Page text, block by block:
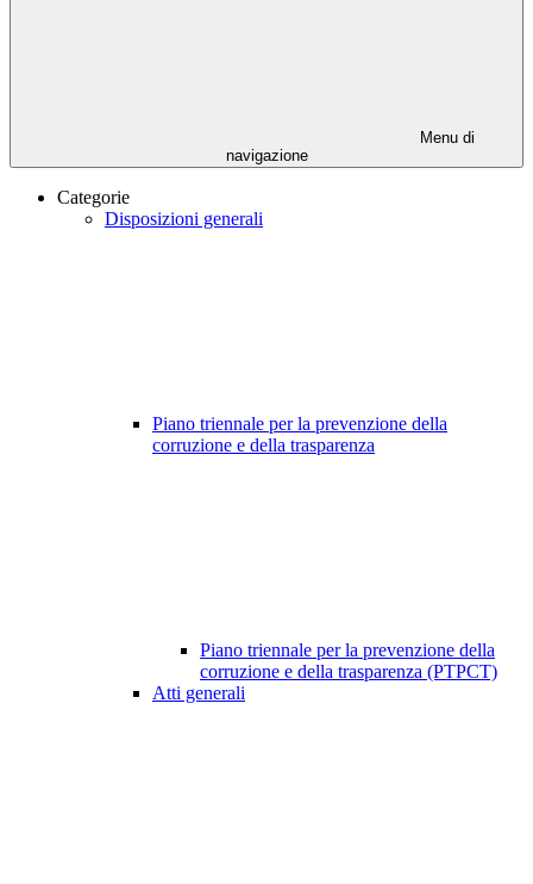
Menu di
navigazione
Categorie
Disposizioni generali
Piano triennale per la prevenzione della
corruzione e della trasparenza
Piano triennale per la prevenzione della
corruzione e della trasparenza (PTPCT)
Atti generali